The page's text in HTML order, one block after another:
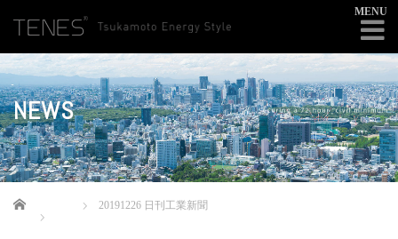
MENU
NEWS
Home 20191226 日刊工業新聞